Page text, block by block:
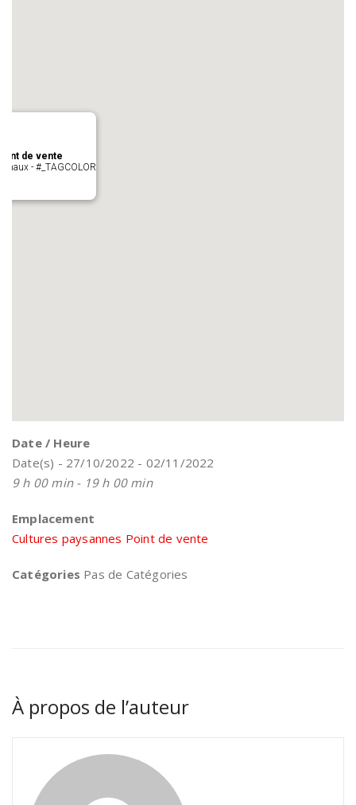
de vente
- #_TAGCOLOR
Date / Heure
Date(s) - 27/10/2022 - 02/11/2022
9 h 00 min - 19 h 00 min
Emplacement
Cultures paysannes Point de vente
Catégories Pas de Catégories
À propos de l’auteur